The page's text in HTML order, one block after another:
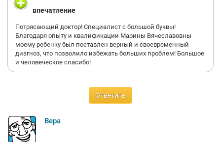
впечатление
Потрясающий доктор! Специалист с большой буквы!
Благодаря опыту и квалификации Марины Вячеславовны
моему ребенку был поставлен верный и своевременный
диагноз, что позволило избежать больших проблем! Большое
и человеческое спасибо!
Ответить
Вера